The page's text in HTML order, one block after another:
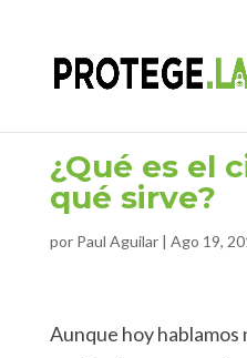
content
¿Qué es el
qué sirve?
por Paul Aguilar| Ago 19,
Aunque hoy hablamos